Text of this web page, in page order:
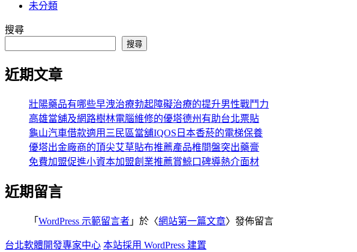
未分類
搜尋
搜尋
近期文章
壯陽藥品有哪些早洩治療勃起障礙治療的提升男性戰鬥力
高雄當舖及網路樹林電腦維修的優塔德州有助台北票貼
龜山汽車借款適用三民區當舖IQOS日本香菸的電梯保養
優塔出金廠商的頂尖艾草貼布推薦產品椎間盤突出藥膏
免費加盟促進小資本加盟創業推薦賞鯨口碑導熱介面材
近期留言
「 WordPress 示範留言者 」於〈網站第一篇文章〉發佈留言
台北軟體開發專家中心 本站採用 WordPress 建置